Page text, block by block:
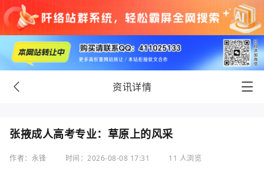
资讯详情
张掖成人高考专业：草原上的风采
作者：永锋 时间：2026-08-08 17:31 11 人浏览